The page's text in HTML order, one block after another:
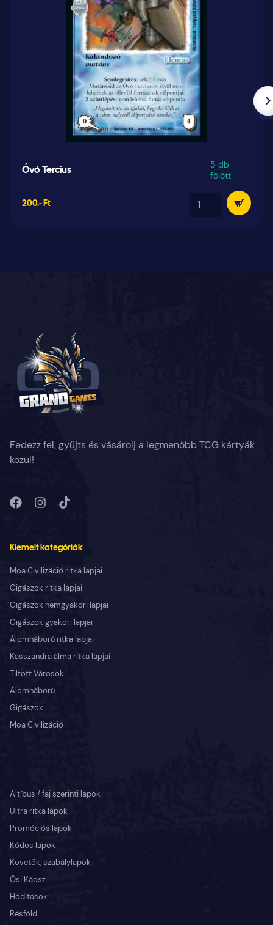
Óvó Tercius
5 db
fölött
200.- Ft
Fedezz fel, gyűjts és vásárolj a legmenőbb TCG kártyák
közül!
Kiemelt kategóriák
Moa Civilizáció ritka lapjai
Gigászok ritka lapjai
Gigászok nemgyakori lapjai
Gigászok gyakori lapjai
Álomháború ritka lapjai
Kasszandra álma ritka lapjai
Tiltott Városok
Álomháború
Gigászok
Moa Civilizáció
Altípus / faj szerinti lapok
Ultra ritka lapok
Promóciós lapok
Kódos lapok
Követők, szabálylapok
Ősi Káosz
Hódítások
Résföld